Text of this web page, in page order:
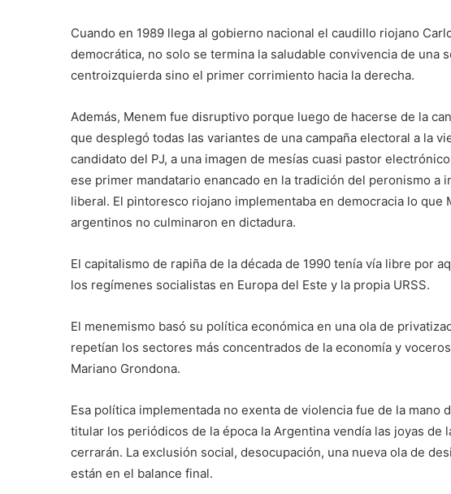
Cuando en 1989 llega al gobierno nacional el caudillo riojano
democrática, no solo se termina la saludable convivencia de una
centroizquierda sino el primer corrimiento hacia la derecha.
Además, Menem fue disruptivo porque luego de hacerse de la
que desplegó todas las variantes de una campaña electoral a la
candidato del PJ, a una imagen de mesías cuasi pastor
ese primer mandatario enancado en la tradición del peronismo a
liberal. El pintoresco riojano implementaba en democracia lo que
argentinos no culminaron en dictadura.
El capitalismo de rapiña de la década de 1990 tenía vía libre por
los regímenes socialistas en Europa del Este y la propia URSS.
El menemismo basó su política económica en una ola de
repetían los sectores más concentrados de la economía y
Mariano Grondona.
Esa política implementada no exenta de violencia fue de la mano
titular los periódicos de la época la Argentina vendía las joyas de
cerrarán. La exclusión social, desocupación, una nueva ola de
están en el balance final.